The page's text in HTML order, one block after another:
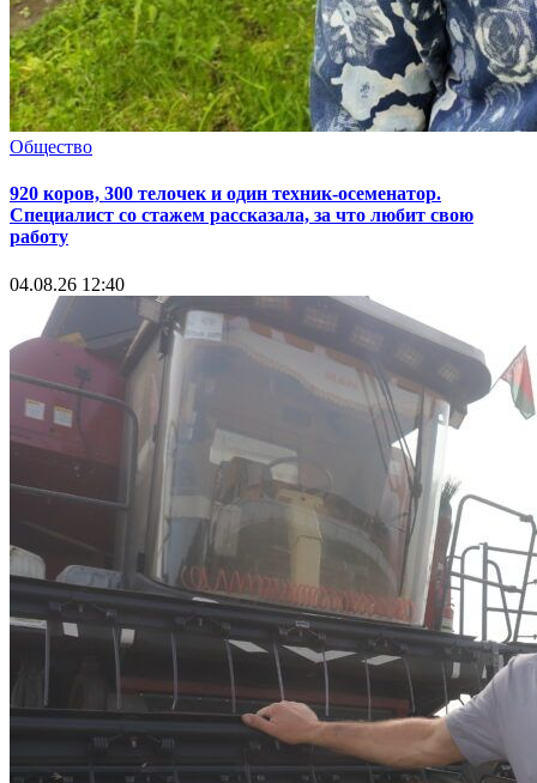
Общество
920 коров, 300 телочек и один техник-осеменатор.
Специалист со стажем рассказала, за что любит свою
работу
04.08.26 12:40